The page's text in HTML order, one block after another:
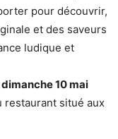
pour découvrir,
et des saveurs
ludique et
10 mai
restaurant situé aux